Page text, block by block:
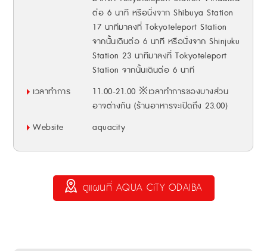
ต่อ 6 นาที หรือนั่งจาก Shibuya Station
17 นาทีมาลงที่ Tokyoteleport Station
จากนั้นเดินต่อ 6 นาที หรือนั่งจาก Shinjuku
Station 23 นาทีมาลงที่ Tokyoteleport
Station จากนั้นเดินต่อ 6 นาที
เวลาทำการ
11.00-21.00 ※เวลาทำการของบางส่วน
อาจต่างกัน (ร้านอาหารจะเปิดถึง 23.00)
Website
aquacity
ดูแผนที่ AQUA CiTY ODAIBA